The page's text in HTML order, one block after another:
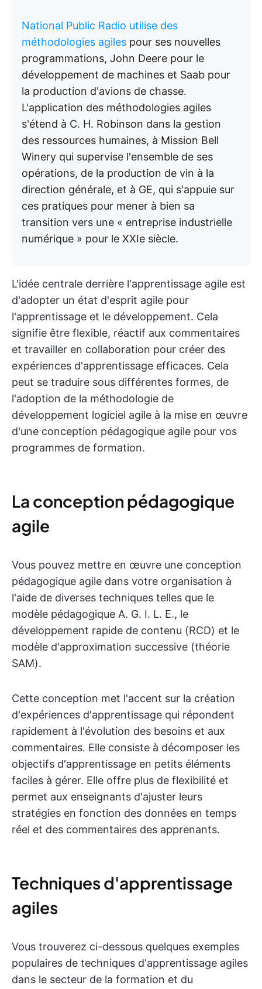
National Public Radio utilise des
méthodologies agiles pour ses nouvelles
programmations, John Deere pour le
développement de machines et Saab pour
la production d'avions de chasse.
L'application des méthodologies agiles
s'étend à C. H. Robinson dans la gestion
des ressources humaines, à Mission Bell
Winery qui supervise l'ensemble de ses
opérations, de la production de vin à la
direction générale, et à GE, qui s'appuie sur
ces pratiques pour mener à bien sa
transition vers une « entreprise industrielle
numérique » pour le XXIe siècle.
L'idée centrale derrière l'apprentissage agile est
d'adopter un état d'esprit agile pour
l'apprentissage et le développement. Cela
signifie être flexible, réactif aux commentaires
et travailler en collaboration pour créer des
expériences d'apprentissage efficaces. Cela
peut se traduire sous différentes formes, de
l'adoption de la méthodologie de
développement logiciel agile à la mise en œuvre
d'une conception pédagogique agile pour vos
programmes de formation.
La conception pédagogique
agile
Vous pouvez mettre en œuvre une conception
pédagogique agile dans votre organisation à
l'aide de diverses techniques telles que le
modèle pédagogique A. G. I. L. E., le
développement rapide de contenu (RCD) et le
modèle d'approximation successive (théorie
SAM).
Cette conception met l'accent sur la création
d'expériences d'apprentissage qui répondent
rapidement à l'évolution des besoins et aux
commentaires. Elle consiste à décomposer les
objectifs d'apprentissage en petits éléments
faciles à gérer. Elle offre plus de flexibilité et
permet aux enseignants d'ajuster leurs
stratégies en fonction des données en temps
réel et des commentaires des apprenants.
Techniques d'apprentissage
agiles
Vous trouverez ci-dessous quelques exemples
populaires de techniques d'apprentissage agiles
dans le secteur de la formation et du